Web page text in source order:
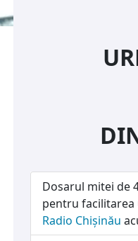
Dosarul mitei de
pentru
Radio Chișinău